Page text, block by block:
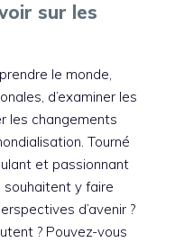
sur les
le monde,
d’examiner les
les changements
Tourné
et passionnant
souhaitent y faire
d’avenir ?
? Pouvez-vous